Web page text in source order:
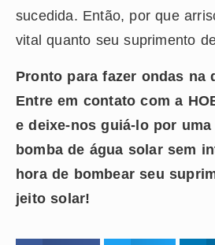
sucedida. Então, por que
vital quanto seu suprimento
Pronto para fazer ondas na
Entre em contato com a
e deixe-nos guiá-lo por
bomba de água solar sem
hora de bombear seu
jeito solar!